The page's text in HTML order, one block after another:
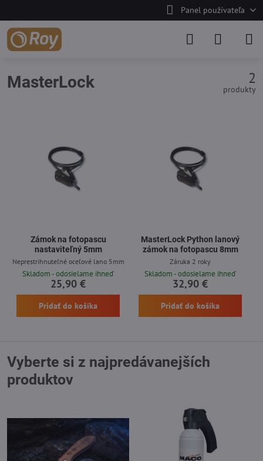
Panel používateľa
MasterLock 2
produkty
Zámok na fotopascu
nastaviteľný 5mm
Neprestrihnuteľné oceľové lano 5mm
Skladom - odosielame ihneď
25,90 €
Pridať do košíka
MasterLock Python lanový
zámok na fotopascu 8mm
Záruka 2 roky
Skladom - odosielame ihneď
32,90 €
Pridať do košíka
Vyberte si z najpredávanejších
produktov